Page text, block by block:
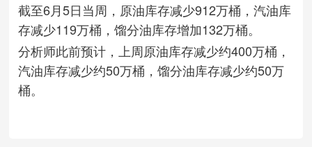
截至6月5日当周，原油库存减少912万桶，汽油库
存减少119万桶，馏分油库存增加132万桶。
分析师此前预计，上周原油库存减少约400万桶，
汽油库存减少约50万桶，馏分油库存减少约50万
桶。